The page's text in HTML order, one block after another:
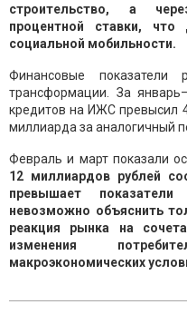
строительство, а
процентной ставки, что
социальной мобильности.
Финансовые показатели
трансформации. За
кредитов на ИЖС превысил
миллиарда за аналогичный
Февраль и март показали
12 миллиардов рублей
превышает
невозможно объяснить
реакция рынка на
изменения
макроэкономических